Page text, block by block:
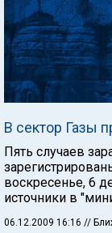
В сектор Газы
Пять случаев
воскресенье, 6
источники в
06.12.2009 16:16 //